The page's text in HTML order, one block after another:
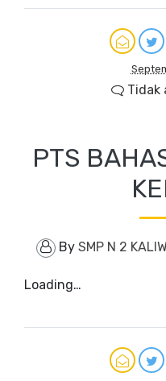
Tidak
PTS
By SMP N 2
Loading…